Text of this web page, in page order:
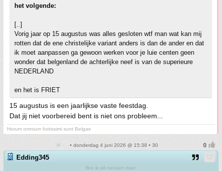
het volgende:
[..]
Vorig jaar op 15 augustus was alles gesloten wtf man wat kan mij
rotten dat de ene christelijke variant anders is dan de ander en dat
ik moet aanpassen ga gewoon werken voor je luie centen geen
wonder dat belgenland de achterlijke neef is van de superieure
NEDERLAND
en het is FRIET
15 augustus is een jaarlijkse vaste feestdag.
Dat jij niet voorbereid bent is niet ons probleem...
Horum omnium fortissimi sunt Belgae
• donderdag 4 juni 2026 @ 15:38 • 30
Edding345
Bro ik wil neuken man